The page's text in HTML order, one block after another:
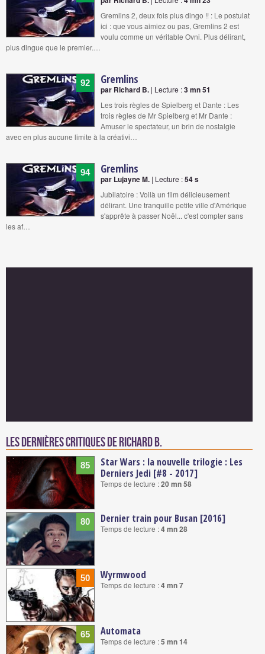
Gremlins 2, deux fois plus dingo !! : Le postulat
ici : que vous aimiez ou pas, Gremlins 2 est
voulu comme un véritable Ovni. Plus délirant,
plus dingue que le premier.…
92 Gremlins
par Richard B. | Lecture :3 mn 51
Les trois règles de Spielberg et Dante : Les
trois règles de Mr Spielberg et Mr Dante :
Amuser le spectateur, un brin de nostalgie
avec en plus aucune limite à la créativi…
94 Gremlins
par Lujayne M. | Lecture :54 s
Jubilatoire : Voilà un film délicieusement
délirant. Une tranquille petite ville d'Amérique
s'apprête à passer Noël... c'est compter sans
les af…
Les dernières critiques de Richard B.
85
Star Wars : la nouvelle trilogie : Les
Derniers Jedi [#8 - 2017]
Temps de lecture :20 mn 58
80 Dernier train pour Busan [2016]
Temps de lecture :4 mn 28
50 Wyrmwood
Temps de lecture :4 mn 7
65 Automata
Temps de lecture :5 mn 14